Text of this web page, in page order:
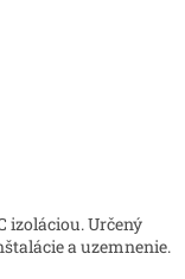
izoláciou. Určený
a uzemnenie.